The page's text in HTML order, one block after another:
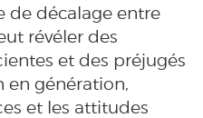
de décalage entre
révéler des
et des préjugés
en génération,
et les attitudes